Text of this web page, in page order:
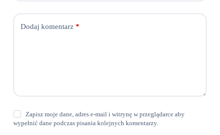
Dodaj komentarz*
Zapisz moje dane, adres e-mail i witrynę w przeglądarce aby
wypełnić dane podczas pisania kolejnych komentarzy.